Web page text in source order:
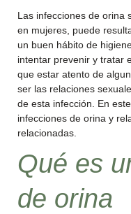
Las infecciones de orina
en mujeres, puede
un buen hábito de
intentar prevenir y tratar
que estar atento de
ser las relaciones
de esta infección. En
infecciones de orina y
relacionadas.
Qué es
de orina